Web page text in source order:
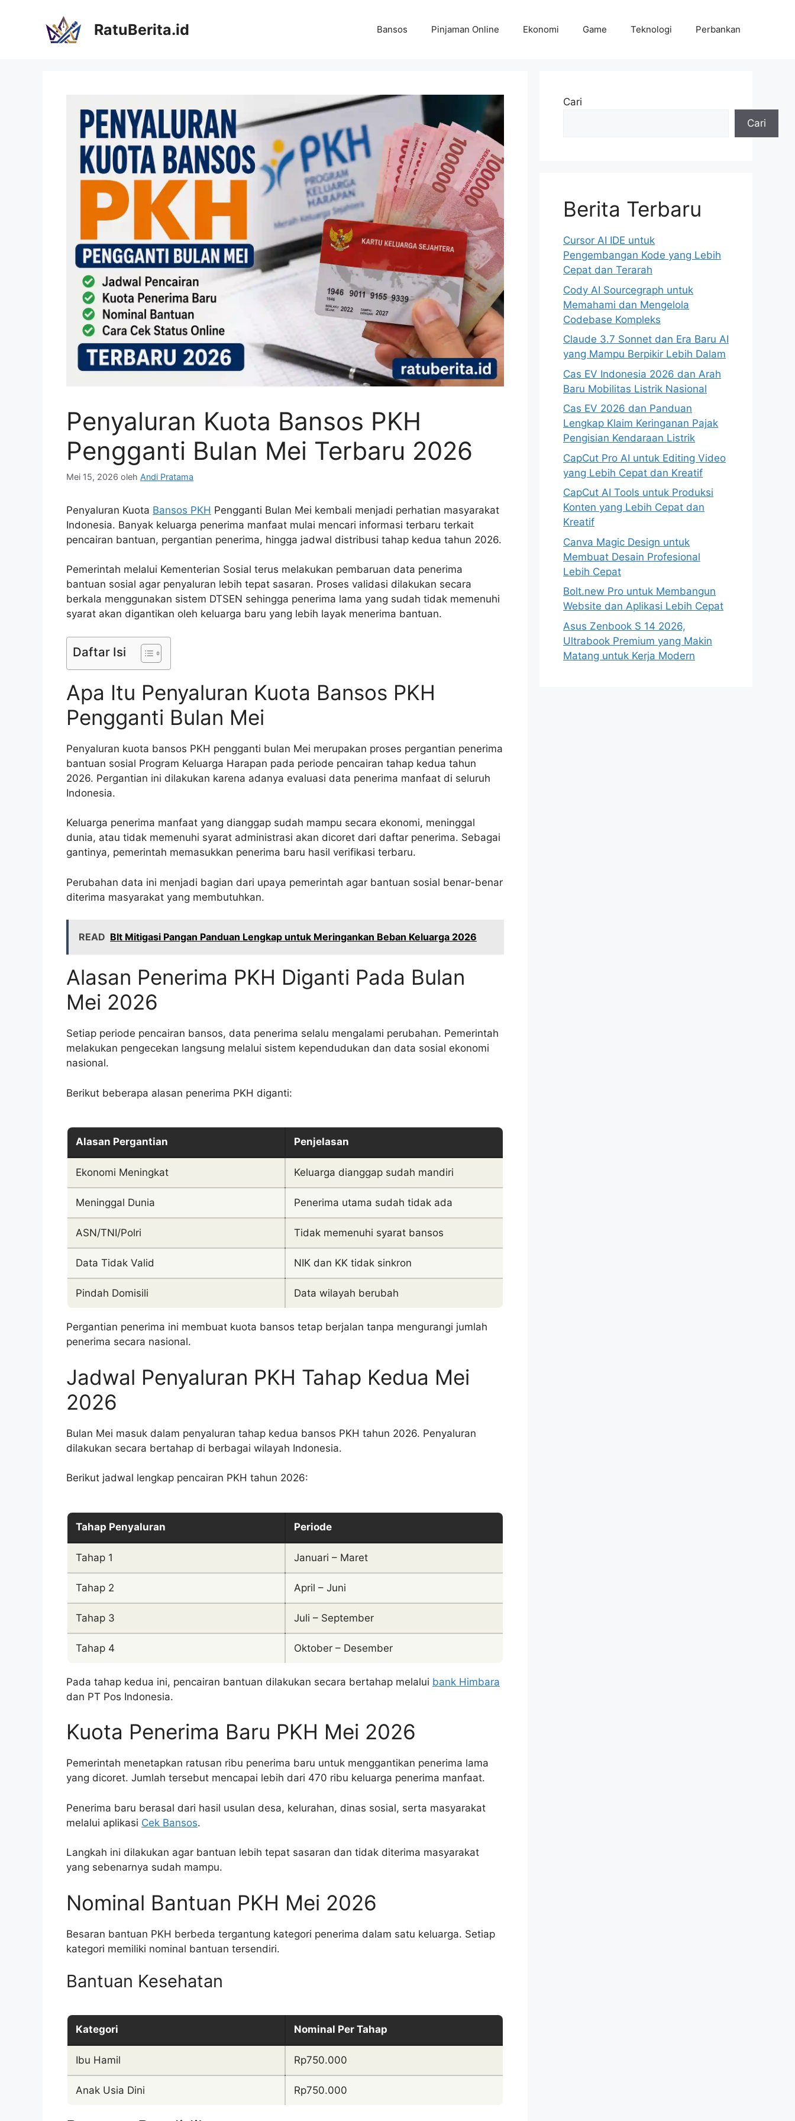
RatuBerita.id Bansos Pinjaman Online Ekonomi Game Teknologi Perbankan
Penyaluran Kuota Bansos PKH
Pengganti Bulan Mei Terbaru 2026
Mei 15, 2026 oleh Andi Pratama
Penyaluran Kuota Bansos PKH Pengganti Bulan Mei kembali menjadi perhatian masyarakat
Indonesia. Banyak keluarga penerima manfaat mulai mencari informasi terbaru terkait
pencairan bantuan, pergantian penerima, hingga jadwal distribusi tahap kedua tahun 2026.
Pemerintah melalui Kementerian Sosial terus melakukan pembaruan data penerima
bantuan sosial agar penyaluran lebih tepat sasaran. Proses validasi dilakukan secara
berkala menggunakan sistem DTSEN sehingga penerima lama yang sudah tidak memenuhi
syarat akan digantikan oleh keluarga baru yang lebih layak menerima bantuan.
Daftar Isi
Apa Itu Penyaluran Kuota Bansos PKH
Pengganti Bulan Mei
Penyaluran kuota bansos PKH pengganti bulan Mei merupakan proses pergantian penerima
bantuan sosial Program Keluarga Harapan pada periode pencairan tahap kedua tahun
2026. Pergantian ini dilakukan karena adanya evaluasi data penerima manfaat di seluruh
Indonesia.
Keluarga penerima manfaat yang dianggap sudah mampu secara ekonomi, meninggal
dunia, atau tidak memenuhi syarat administrasi akan dicoret dari daftar penerima. Sebagai
gantinya, pemerintah memasukkan penerima baru hasil verifikasi terbaru.
Perubahan data ini menjadi bagian dari upaya pemerintah agar bantuan sosial benar-benar
diterima masyarakat yang membutuhkan.
READ Blt Mitigasi Pangan Panduan Lengkap untuk Meringankan Beban Keluarga 2026
Alasan Penerima PKH Diganti Pada Bulan
Mei 2026
Setiap periode pencairan bansos, data penerima selalu mengalami perubahan. Pemerintah
melakukan pengecekan langsung melalui sistem kependudukan dan data sosial ekonomi
nasional.
Berikut beberapa alasan penerima PKH diganti:
Alasan Pergantian Penjelasan
Ekonomi Meningkat Keluarga dianggap sudah mandiri
Meninggal Dunia Penerima utama sudah tidak ada
ASN/TNI/Polri Tidak memenuhi syarat bansos
Data Tidak Valid NIK dan KK tidak sinkron
Pindah Domisili Data wilayah berubah
Pergantian penerima ini membuat kuota bansos tetap berjalan tanpa mengurangi jumlah
penerima secara nasional.
Jadwal Penyaluran PKH Tahap Kedua Mei
2026
Bulan Mei masuk dalam penyaluran tahap kedua bansos PKH tahun 2026. Penyaluran
dilakukan secara bertahap di berbagai wilayah Indonesia.
Berikut jadwal lengkap pencairan PKH tahun 2026:
Tahap Penyaluran Periode
Tahap 1 Januari – Maret
Tahap 2 April – Juni
Tahap 3 Juli – September
Tahap 4 Oktober – Desember
Pada tahap kedua ini, pencairan bantuan dilakukan secara bertahap melalui bank Himbara
dan PT Pos Indonesia.
Kuota Penerima Baru PKH Mei 2026
Pemerintah menetapkan ratusan ribu penerima baru untuk menggantikan penerima lama
yang dicoret. Jumlah tersebut mencapai lebih dari 470 ribu keluarga penerima manfaat.
Penerima baru berasal dari hasil usulan desa, kelurahan, dinas sosial, serta masyarakat
melalui aplikasi Cek Bansos.
Langkah ini dilakukan agar bantuan lebih tepat sasaran dan tidak diterima masyarakat
yang sebenarnya sudah mampu.
Nominal Bantuan PKH Mei 2026
Besaran bantuan PKH berbeda tergantung kategori penerima dalam satu keluarga. Setiap
kategori memiliki nominal bantuan tersendiri.
Bantuan Kesehatan
Kategori Nominal Per Tahap
Ibu Hamil Rp750.000
Anak Usia Dini Rp750.000
Cari
Cari
Berita Terbaru
Cursor AI IDE untuk
Pengembangan Kode yang Lebih
Cepat dan Terarah
Cody AI Sourcegraph untuk
Memahami dan Mengelola
Codebase Kompleks
Claude 3.7 Sonnet dan Era Baru AI
yang Mampu Berpikir Lebih Dalam
Cas EV Indonesia 2026 dan Arah
Baru Mobilitas Listrik Nasional
Cas EV 2026 dan Panduan
Lengkap Klaim Keringanan Pajak
Pengisian Kendaraan Listrik
CapCut Pro AI untuk Editing Video
yang Lebih Cepat dan Kreatif
CapCut AI Tools untuk Produksi
Konten yang Lebih Cepat dan
Kreatif
Canva Magic Design untuk
Membuat Desain Profesional
Lebih Cepat
Bolt.new Pro untuk Membangun
Website dan Aplikasi Lebih Cepat
Asus Zenbook S 14 2026,
Ultrabook Premium yang Makin
Matang untuk Kerja Modern